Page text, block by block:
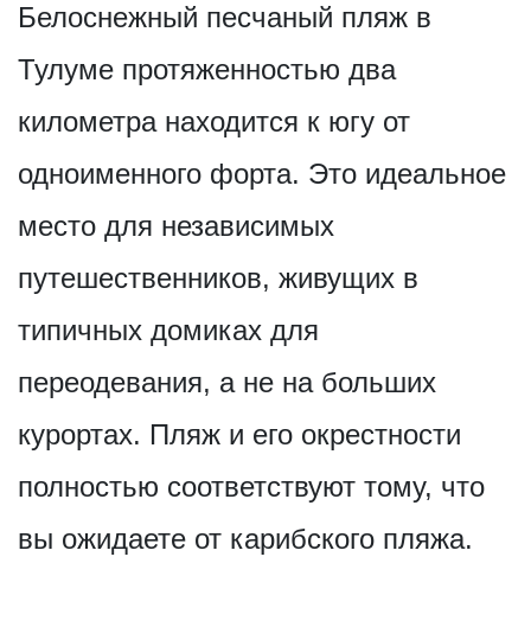
Белоснежный песчаный пляж в
Тулуме протяженностью два
километра находится к югу от
одноименного форта. Это идеальное
место для независимых
путешественников, живущих в
типичных домиках для
переодевания, а не на больших
курортах. Пляж и его окрестности
полностью соответствуют тому, что
вы ожидаете от карибского пляжа.